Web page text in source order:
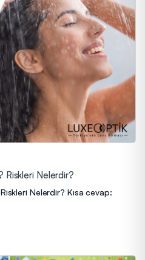
Riskleri Nelerdir?
Riskleri Nelerdir? Kısa cevap: